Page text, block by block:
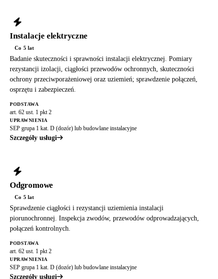
Instalacje elektryczne
Co 5 lat
Badanie skuteczności i sprawności instalacji elektrycznej. Pomiary
rezystancji izolacji, ciągłości przewodów ochronnych, skuteczności
ochrony przeciwporażeniowej oraz uziemień; sprawdzenie połączeń,
osprzętu i zabezpieczeń.
PODSTAWA
art. 62 ust. 1 pkt 2
UPRAWNIENIA
SEP grupa 1 kat. D (dozór) lub budowlane instalacyjne
Szczegóły usługi
Odgromowe
Co 5 lat
Sprawdzenie ciągłości i rezystancji uziemienia instalacji
piorunochronnej. Inspekcja zwodów, przewodów odprowadzających,
połączeń kontrolnych.
PODSTAWA
art. 62 ust. 1 pkt 2
UPRAWNIENIA
SEP grupa 1 kat. D (dozór) lub budowlane instalacyjne
Szczegóły usługi